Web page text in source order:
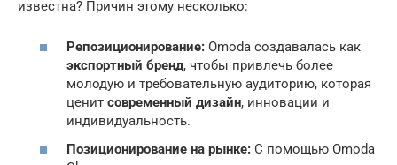
известна? Причин этому несколько:
Репозиционирование: Omoda создавалась как
экспортный бренд, чтобы привлечь более
молодую и требовательную аудиторию, которая
ценит современный дизайн, инновации и
индивидуальность.
Позиционирование на рынке: С помощью Omoda